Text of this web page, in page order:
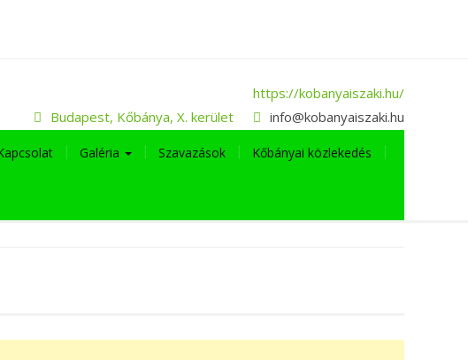
https://kobanyaiszaki.hu/
Budapest, Kőbánya, X. kerület
info@kobanyaiszaki.hu
Galéria Szavazások Kőbányai közlekedés